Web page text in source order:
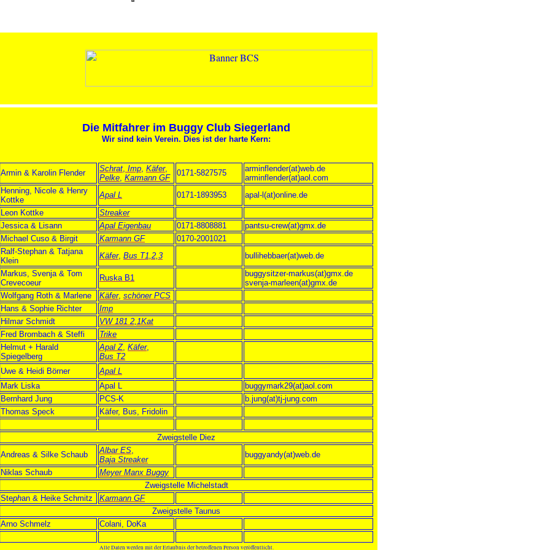
Die Mitfahrer im Buggy Club Siegerland
Wir sind kein Verein. Dies ist der harte Kern:
Armin & Karolin Flender Schrat Imp Käfer,
Pelke Karmann GF
0171-5827575
arminflender(at)web.de
arminflender(at)aol.com
Henning, Nicole & Henry
Kottke
Apal L 0171-1893953
apal-l(at)online.de
Leon Kottke
Streaker
Jessica & Lisann
Apal Eigenbau 0171-8808881
pantsu-crew(at)gmx.de
Michael Cuso & Birgit
Karmann GF
0170-2001021
Ralf-Stephan & Tatjana
Klein
Käfer, Bus T1,2,3
bullihebbaer(at)web.de
Markus, Svenja & Tom
Crevecoeur
Ruska B1
buggysitzer-markus(at)gmx.de
svenja-marleen(at)gmx.de
Wolfgang Roth & Marlene
Käfer, schöner PCS
Hans & Sophie Richter
Imp
Hilmar Schmidt
VW 181 2,1Kat
Fred Brombach & Steffi
Trike
Helmut + Harald
Spiegelberg
Apal Z, Käfer,
Bus T2
Uwe & Heidi Börner
Apal L
Mark Liska
Apal L
buggymark29(at)aol.com
Bernhard Jung
PCS-K
b.jung(at)tj-jung.com
Thomas Speck
Käfer, Bus, Fridolin
Zweigstelle Diez
Andreas & Silke Schaub
Albar ES
Baja Streaker
buggyandy(at)web.de
Niklas Schaub
Meyer Manx Buggy
Zweigstelle Michelstadt
Stephan & Heike Schmitz
Karmann GF
Zweigstelle Taunus
Arno Schmelz
Colani, DoKa
Alle Daten werden mit der Erlaubnis der betroffenen Person veröffentlicht.